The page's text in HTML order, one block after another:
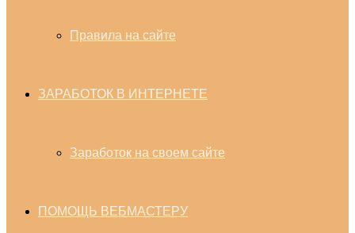
Правила на сайте
ЗАРАБОТОК В ИНТЕРНЕТЕ
Заработок на своем сайте
ПОМОЩЬ ВЕБМАСТЕРУ